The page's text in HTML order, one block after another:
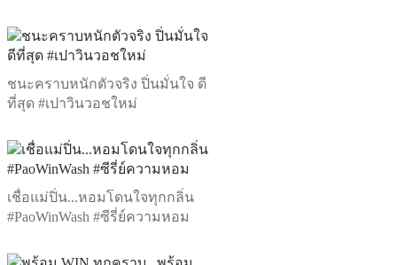
ชนะคราบหนักตัวจริง ปิ่นมั่นใจ ดี
ที่สุด #เปาวินวอชใหม่
เชื่อแม่ปิ่น...หอมโดนใจทุกกลิ่น
#PaoWinWash #ซีรี่ย์ความหอม